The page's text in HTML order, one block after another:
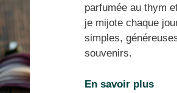
parfumée au thym
je mijote chaque
simples,
souvenirs.
En savoir plus